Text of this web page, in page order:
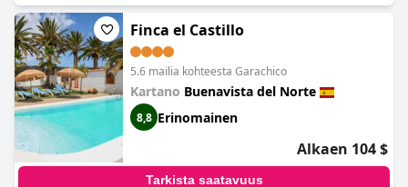
Finca el Castillo
5.6 mailia kohteesta Garachico
Kartano Buenavista del Norte
8,8 Erinomainen
Alkaen 104 $
Tarkista saatavuus